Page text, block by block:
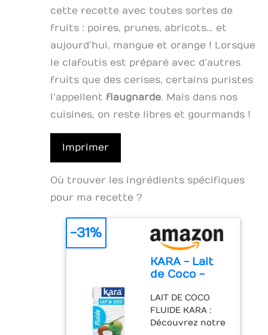
cette recette avec toutes sortes de
fruits : poires, prunes, abricots… et
aujourd’hui, mangue et orange ! Lorsque
le clafoutis est préparé avec d’autres
fruits que des cerises, certains puristes
l’appellent flaugnarde. Mais dans nos
cuisines, on reste libres et gourmands !
Imprimer
Où trouver les ingrédients spécifiques
pour ma recette ?
KARA - Lait
de Coco -
Coco
d'Indonésie -
500 ml
LAIT DE COCO
FLUIDE KARA :
Découvrez notre
-31%